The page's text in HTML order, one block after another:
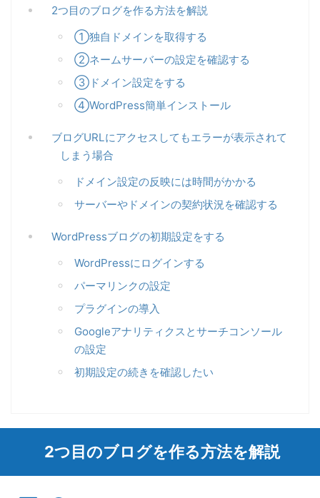
2つ目のブログを作る方法を解説
①独自ドメインを取得する
②ネームサーバーの設定を確認する
③ドメイン設定をする
④WordPress簡単インストール
ブログURLにアクセスしてもエラーが表示されて
しまう場合
ドメイン設定の反映には時間がかかる
サーバーやドメインの契約状況を確認する
WordPressブログの初期設定をする
WordPressにログインする
パーマリンクの設定
プラグインの導入
Googleアナリティクスとサーチコンソール
の設定
初期設定の続きを確認したい
2つ目のブログを作る方法を解説